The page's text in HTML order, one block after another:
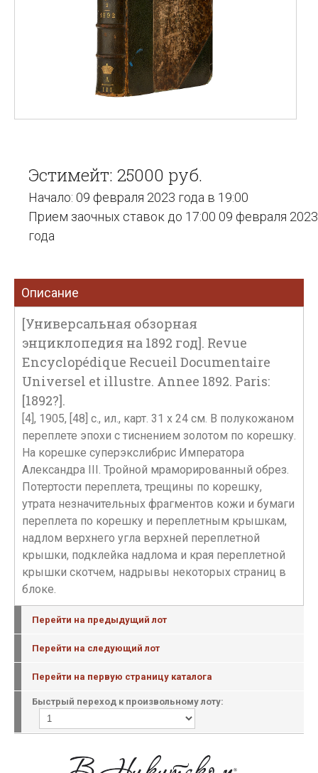
Эстимейт: 25000 руб.
Начало: 09 февраля 2023 года в 19:00
Прием заочных ставок до 17:00 09 февраля 2023
года
Описание
[Универсальная обзорная
энциклопедия на 1892 год]. Revue
Encyclopédique Recueil Documentaire
Universel et illustre. Annee 1892. Paris:
[1892?].
[4], 1905, [48] c., ил., карт. 31 х 24 см. В полукожаном
переплете эпохи с тиснением золотом по корешку.
На корешке суперэкслибрис Императора
Александра III. Тройной мраморированный обрез.
Потертости переплета, трещины по корешку,
утрата незначительных фрагментов кожи и бумаги
переплета по корешку и переплетным крышкам,
надлом верхнего угла верхней переплетной
крышки, подклейка надлома и края переплетной
крышки скотчем, надрывы некоторых страниц в
блоке.
Перейти на предыдущий лот
Перейти на следующий лот
Перейти на первую страницу каталога
Быстрый переход к произвольному лоту: